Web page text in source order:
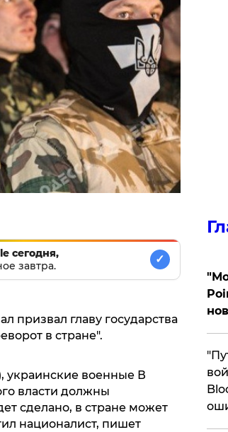
сегодня,
завтра.
✓
призвал главу государства
в стране".
украинские военные В
власти должны
сделано, в стране может
националист, пишет